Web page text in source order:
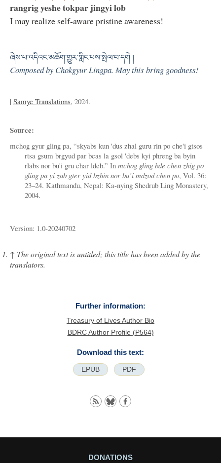
rangrig yeshe tokpar jingyi lob
I may realize self-aware pristine awareness!
ཞེས་པ་འདིའང་མཆོག་གྱུར་གླིང་པས་སྤེལ་བ་དགེ །
Composed by Chokgyur Lingpa. May this bring goodness!
| Samye Translations, 2024.
Source:
mchog gyur gling pa, “skyabs kun 'dus zhal guru rin po che'i gtsos
rtsa gsum brgyud par bcas la gsol 'debs kyi phreng ba byin
rlabs nor bu'i gru char ldeb.” In mchog gling bde chen zhig po
gling pa yi zab gter yid bzhin nor bu’i mdzod chen po, Vol. 36:
23–24. Kathmandu, Nepal: Ka-nying Shedrub Ling Monastery,
2004.
Version: 1.0-20240702
↑ The original text is untitled; this title has been added by the
translators.
Further information:
Treasury of Lives Author Bio
BDRC Author Profile (P564)
Download this text:
EPUB PDF
DONATIONS